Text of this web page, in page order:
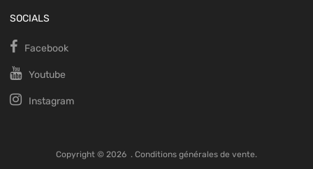
SOCIALS
Facebook
Youtube
Instagram
Copyright © 2026 . Conditions générales de vente.